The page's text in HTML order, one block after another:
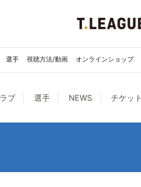
選手 視聴方法/動画 オンラインショップ
ブ 選手 NEWS チケット